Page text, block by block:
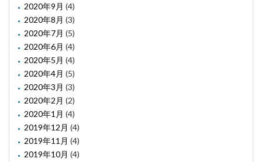
2020年9月 (4)
2020年8月 (3)
2020年7月 (5)
2020年6月 (4)
2020年5月 (4)
2020年4月 (5)
2020年3月 (3)
2020年2月 (2)
2020年1月 (4)
2019年12月 (4)
2019年11月 (4)
2019年10月 (4)